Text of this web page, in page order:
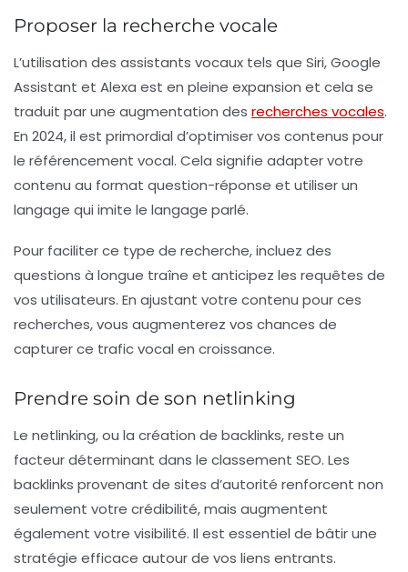
Proposer la recherche vocale
L’utilisation des assistants vocaux tels que Siri, Google
Assistant et Alexa est en pleine expansion et cela se
traduit par une augmentation des recherches vocales.
En 2024, il est primordial d’optimiser vos contenus pour
le référencement vocal. Cela signifie adapter votre
contenu au format question-réponse et utiliser un
langage qui imite le langage parlé.
Pour faciliter ce type de recherche, incluez des
questions à longue traîne et anticipez les requêtes de
vos utilisateurs. En ajustant votre contenu pour ces
recherches, vous augmenterez vos chances de
capturer ce trafic vocal en croissance.
Prendre soin de son netlinking
Le netlinking, ou la création de backlinks, reste un
facteur déterminant dans le classement SEO. Les
backlinks provenant de sites d’autorité renforcent non
seulement votre crédibilité, mais augmentent
également votre visibilité. Il est essentiel de bâtir une
stratégie efficace autour de vos liens entrants.